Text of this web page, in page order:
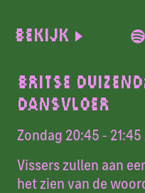
Bekijk
BRITSE
DANSVLOER
Zondag 20:45 - 21:45
Vissers zullen aan
het zien van de